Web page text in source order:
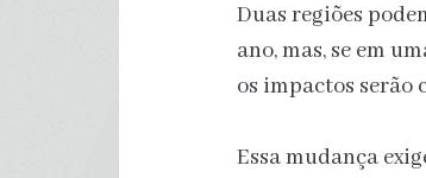
Duas regiões
ano, mas, se em
os impactos serão
Essa mudança